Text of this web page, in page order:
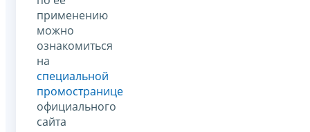
применению
можно
ознакомиться
на
специальной
промостранице
официального
сайта